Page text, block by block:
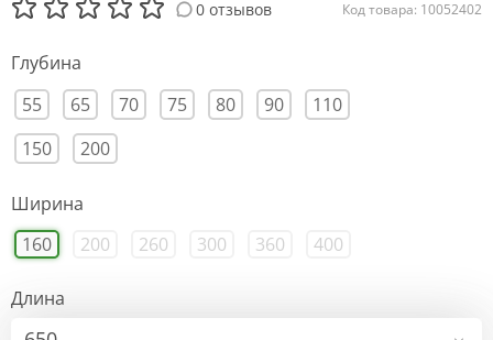
0 отзывов Код товара: 10052402
Глубина
55
65 70 75 80 90
110
150
200
Ширина
160
200 260 300 360 400
Длина